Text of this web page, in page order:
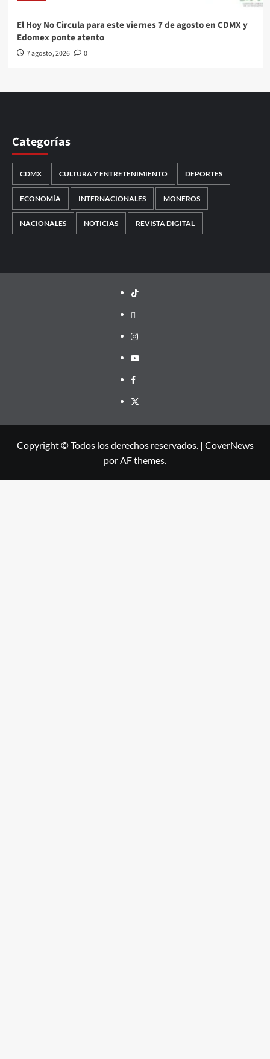
El Hoy No Circula para este viernes 7 de agosto en CDMX y
Edomex ponte atento
7 agosto, 2026 0
Categorías
CDMX CULTURA Y ENTRETENIMIENTO DEPORTES
ECONOMÍA INTERNACIONALES MONEROS
NACIONALES NOTICIAS REVISTA DIGITAL
TikTok
threads
Instagram
Youtube
Facebook
X
Copyright © Todos los derechos reservados. | CoverNews
por AF themes.